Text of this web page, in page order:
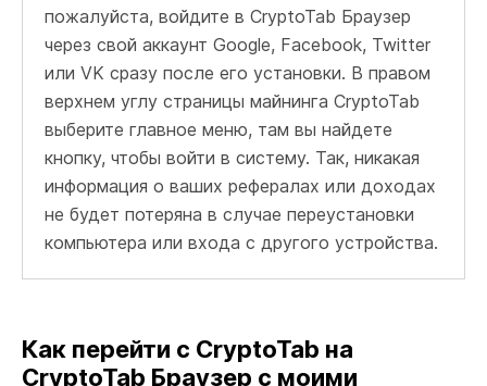
пожалуйста, войдите в CryptoTab Браузер
через свой аккаунт Google, Facebook, Twitter
или VK сразу после его установки. В правом
верхнем углу страницы майнинга CryptoTab
выберите главное меню, там вы найдете
кнопку, чтобы войти в систему. Так, никакая
информация о ваших рефералах или доходах
не будет потеряна в случае переустановки
компьютера или входа с другого устройства.
Как перейти с CryptoTab на
CryptoTab Браузер с моими